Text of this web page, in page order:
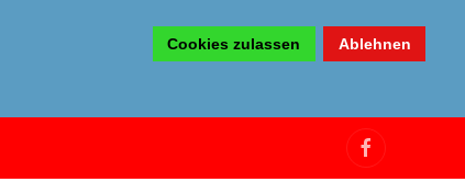
Cookies zulassen Ablehnen